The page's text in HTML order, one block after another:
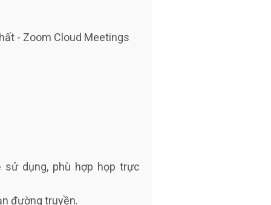
sử dụng, phù hợp họp trực
đường truyền.